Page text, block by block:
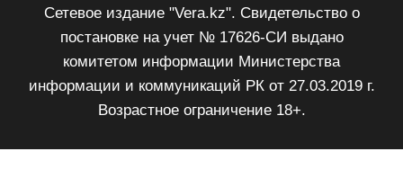
Сетевое издание "Vera.kz". Свидетельство о
постановке на учет № 17626-СИ выдано
комитетом информации Министерства
информации и коммуникаций РК от 27.03.2019 г.
Возрастное ограничение 18+.